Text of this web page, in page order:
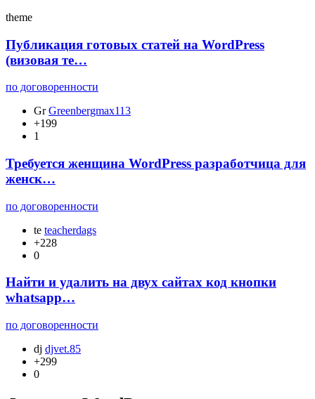
theme
Публикация готовых статей на WordPress
(визовая те…
по договоренности
Gr Greenbergmax113
+199
1
Требуется женщина WordPress разработчица для
женск…
по договоренности
te teacherdags
+228
0
Найти и удалить на двух сайтах код кнопки
whatsapp…
по договоренности
dj djvet.85
+299
0